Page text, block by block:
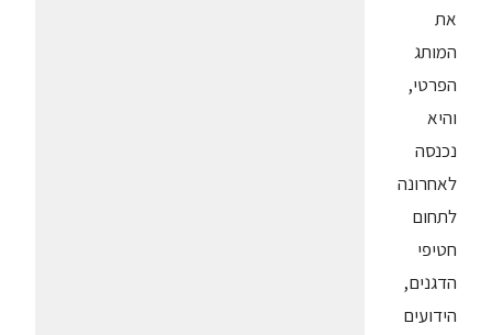
את
המותג
הפרטי,
והיא
נכנסה
לאחרונה
לתחום
חטיפי
הדגנים,
הידועים